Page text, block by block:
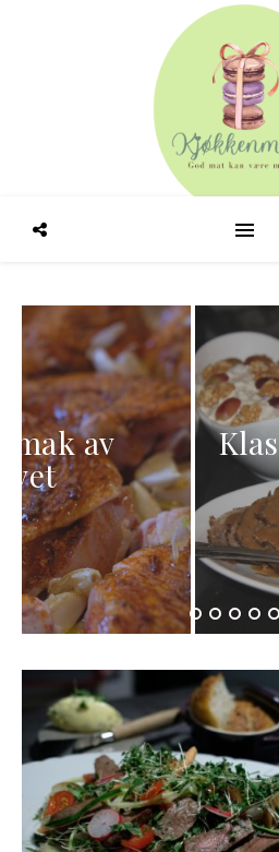
Klassisk
saus